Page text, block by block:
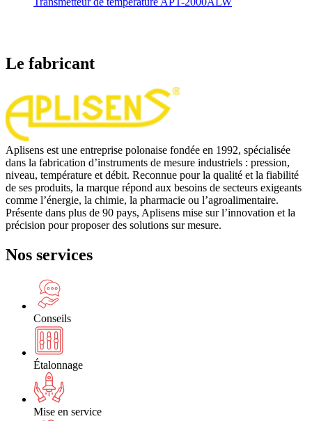
Le fabricant
Aplisens est une entreprise polonaise fondée en 1992, spécialisée
dans la fabrication d’instruments de mesure industriels : pression,
niveau, température et débit. Reconnue pour la qualité et la fiabilité
de ses produits, la marque répond aux besoins de secteurs exigeants
comme l’énergie, la chimie, la pharmacie ou l’agroalimentaire.
Présente dans plus de 90 pays, Aplisens mise sur l’innovation et la
précision pour proposer des solutions sur mesure.
Nos services
Conseils
Étalonnage
Mise en service